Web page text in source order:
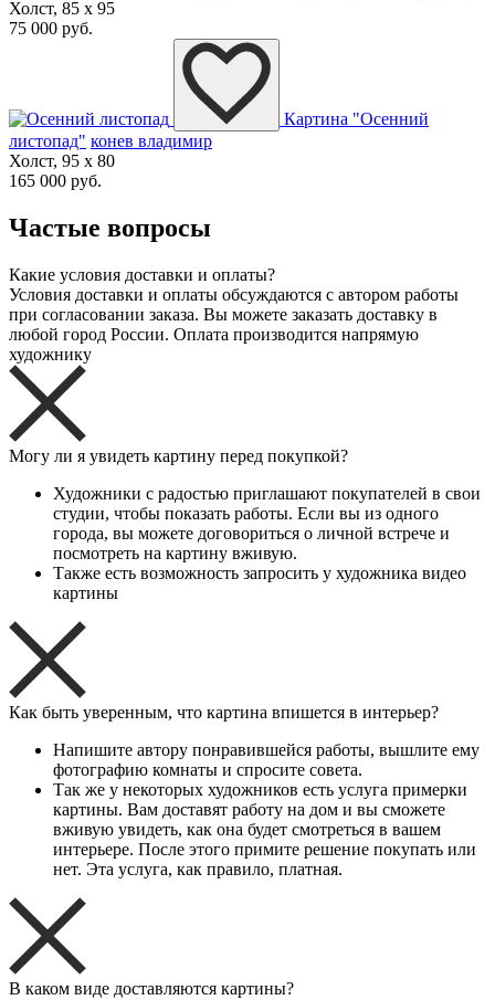
Холст, 85 x 95
75 000 руб.
Картина "Осенний
листопад" конев владимир
Холст, 95 x 80
165 000 руб.
Частые вопросы
Какие условия доставки и оплаты?
Условия доставки и оплаты обсуждаются с автором работы
при согласовании заказа. Вы можете заказать доставку в
любой город России. Оплата производится напрямую
художнику
Могу ли я увидеть картину перед покупкой?
Художники с радостью приглашают покупателей в свои
студии, чтобы показать работы. Если вы из одного
города, вы можете договориться о личной встрече и
посмотреть на картину вживую.
Также есть возможность запросить у художника видео
картины
Как быть уверенным, что картина впишется в интерьер?
Напишите автору понравившейся работы, вышлите ему
фотографию комнаты и спросите совета.
Так же у некоторых художников есть услуга примерки
картины. Вам доставят работу на дом и вы сможете
вживую увидеть, как она будет смотреться в вашем
интерьере. После этого примите решение покупать или
нет. Эта услуга, как правило, платная.
В каком виде доставляются картины?